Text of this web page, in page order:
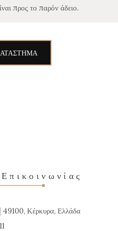
προς το παρόν άδειο.
49100, Κέρκυρα, Ελλάδα